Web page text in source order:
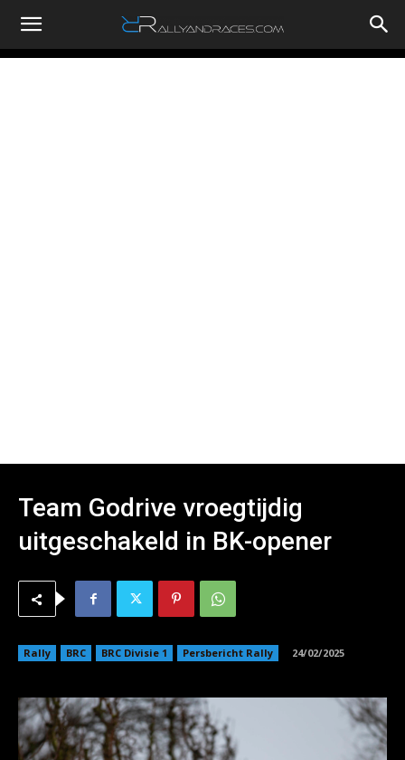
RallyandRaces.com
Team Godrive vroegtijdig
uitgeschakeld in BK-opener
Rally BRC BRC Divisie 1 Persbericht Rally 24/02/2025